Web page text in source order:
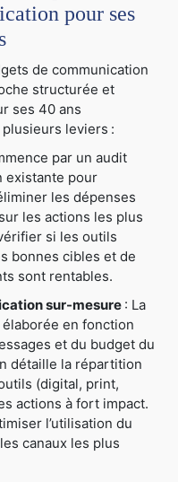
pour ses
de communication
structurée et
ses 40 ans
leviers :
par un audit
existante pour
les dépenses
les actions les plus
si les outils
bonnes cibles et de
sont rentables.
sur-mesure : La
en fonction
et du budget du
détaille la répartition
(digital, print,
actions à fort impact.
l’utilisation du
canaux les plus